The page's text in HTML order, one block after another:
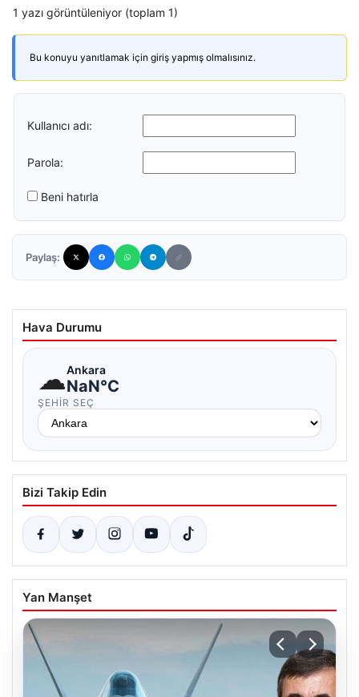
1 yazı görüntüleniyor (toplam 1)
Bu konuyu yanıtlamak için giriş yapmış olmalısınız.
Kullanıcı adı:
Parola:
Beni hatırla
Paylaş:
Hava Durumu
☁Ankara
NaN°C
ŞEHIR SEÇ
Bizi Takip Edin
Yan Manşet